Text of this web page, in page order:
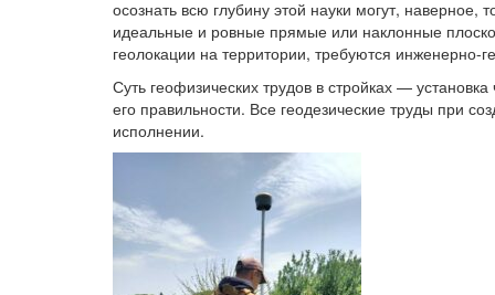
осознать всю глубину этой науки могут, наверное,
идеальные и ровные прямые или наклонные
геолокации на территории, требуются инженерно-
Суть геофизических трудов в стройках —
его правильности. Все геодезические труды при
исполнении.